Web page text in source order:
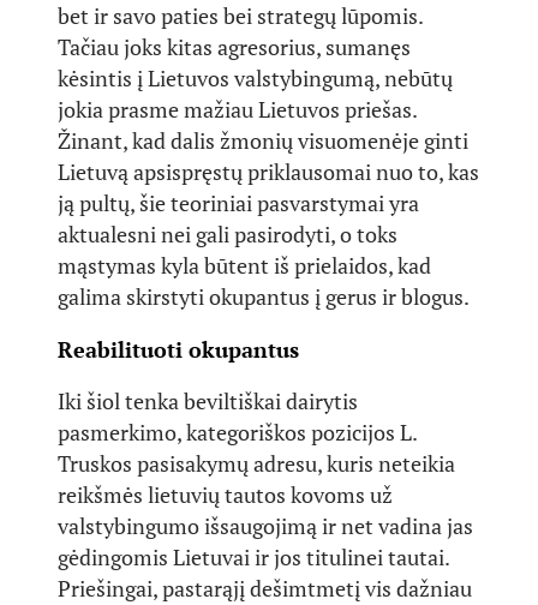
bet ir savo paties bei strategų lūpomis.
Tačiau joks kitas agresorius, sumanęs
kėsintis į Lietuvos valstybingumą, nebūtų
jokia prasme mažiau Lietuvos priešas.
Žinant, kad dalis žmonių visuomenėje ginti
Lietuvą apsispręstų priklausomai nuo to, kas
ją pultų, šie teoriniai pasvarstymai yra
aktualesni nei gali pasirodyti, o toks
mąstymas kyla būtent iš prielaidos, kad
galima skirstyti okupantus į gerus ir blogus.
Reabilituoti okupantus
Iki šiol tenka beviltiškai dairytis
pasmerkimo, kategoriškos pozicijos L.
Truskos pasisakymų adresu, kuris neteikia
reikšmės lietuvių tautos kovoms už
valstybingumo išsaugojimą ir net vadina jas
gėdingomis Lietuvai ir jos titulinei tautai.
Priešingai, pastarąjį dešimtmetį vis dažniau